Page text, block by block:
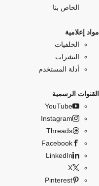
الخاص بنا
مواد إعلامية
الخلفيات
النشرات
أدلة المستخدم
القنوات الرسمية
YouTube
Instagram
Threads
Facebook
LinkedIn
X
Pinterest